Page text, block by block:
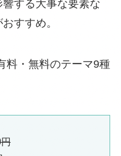
する大事な要素な
すすめ。
料・無料のテーマ9種